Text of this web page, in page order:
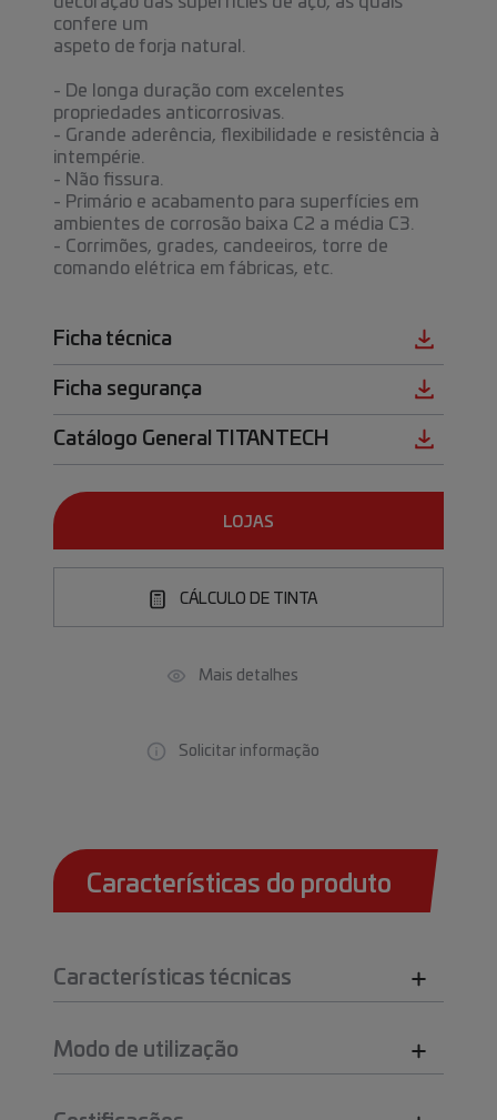
confere um
aspeto de forja natural.
- De longa duração com excelentes
propriedades anticorrosivas.
- Grande aderência, flexibilidade e resistência à
intempérie.
- Não fissura.
- Primário e acabamento para superfícies em
ambientes de corrosão baixa C2 a média C3.
- Corrimões, grades, candeeiros, torre de
comando elétrica em fábricas, etc.
Ficha técnica
Ficha segurança
Catálogo General TITANTECH
LOJAS
CÁLCULO DE TINTA
Mais detalhes
Solicitar informação
Características do produto
Características técnicas
Modo de utilização